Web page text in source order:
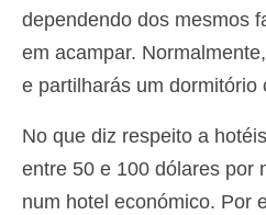
dependendo dos mesmos
em acampar.
e partilharás um dormitório
No que diz respeito a
entre 50 e 100 dólares por
num hotel económico. Por